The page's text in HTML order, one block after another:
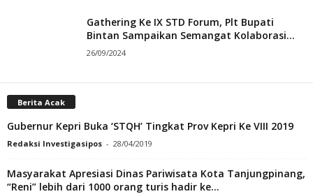
Gathering Ke IX STD Forum, Plt Bupati
Bintan Sampaikan Semangat Kolaborasi...
26/09/2024
Berita Acak
Gubernur Kepri Buka ‘STQH’ Tingkat Prov Kepri Ke VIII 2019
Redaksi Investigasipos - 28/04/2019
Masyarakat Apresiasi Dinas Pariwisata Kota Tanjungpinang,
“Reni” lebih dari 1000 orang turis hadir ke...